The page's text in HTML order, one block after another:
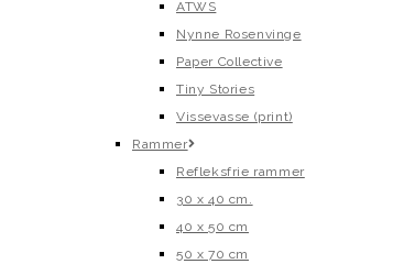
ATWS
Nynne Rosenvinge
Paper Collective
Tiny Stories
Vissevasse (print)
Rammer
Refleksfrie rammer
30 x 40 cm.
40 x 50 cm
50 x 70 cm